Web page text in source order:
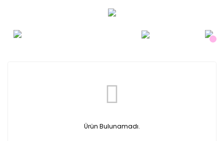
Ürün Bulunamadı.